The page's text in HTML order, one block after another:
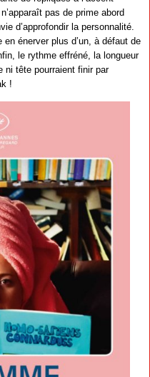
pas de prime abord
d’approfondir la personnalité.
énerver plus d’un, à défaut de
le rythme effréné, la longueur
ni tête pourraient finir par
!